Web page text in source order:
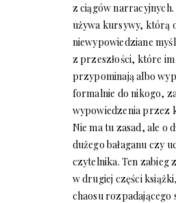
z ciągów
używa kursywy, którą
niewypowiedziane
z przeszłości, które
przypominają albo
formalnie do nikogo,
wypowiedzenia przez
Nie ma tu zasad, ale o
dużego bałaganu czy
czytelnika. Ten zabieg
w drugiej części
chaosu rozpadającego